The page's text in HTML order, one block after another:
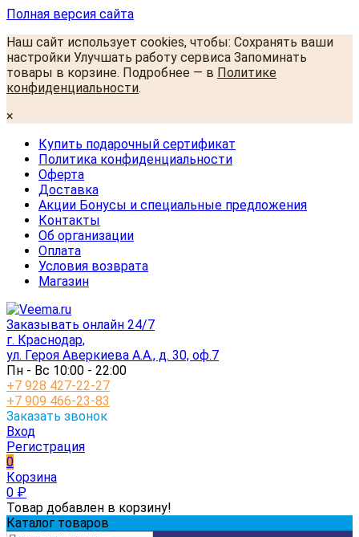
Полная версия сайта
Наш сайт использует cookies, чтобы: Сохранять ваши
настройки Улучшать работу сервиса Запоминать
товары в корзине. Подробнее — в Политике
конфиденциальности.
×
Купить подарочный сертификат
Политика конфиденциальности
Оферта
Доставка
Акции Бонусы и специальные предложения
Контакты
Об организации
Оплата
Условия возврата
Магазин
Заказывать онлайн 24/7
г. Краснодар,
ул. Героя Аверкиева А.А., д. 30, оф.7
Пн - Вс 10:00 - 22:00
+7 928 427-22-27
+7 909 466-23-83
Заказать звонок
Вход
Регистрация
0
Корзина
0 ₽
Товар добавлен в корзину!
Каталог товаров